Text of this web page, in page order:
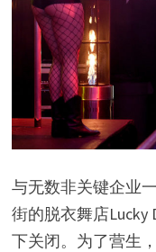
与无数非关键企业
街的脱衣舞店Lucky
下关闭。为了营生